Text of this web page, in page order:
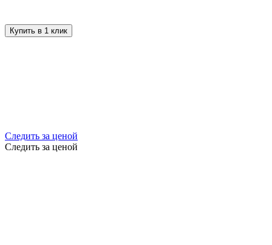
Купить в 1 клик
Следить за ценой
Следить за ценой